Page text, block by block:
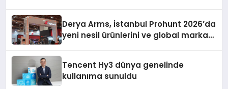
Derya Arms, İstanbul Prohunt 2026’da
yeni nesil ürünlerini ve global marka
Tencent Hy3 dünya genelinde
kullanıma sunuldu